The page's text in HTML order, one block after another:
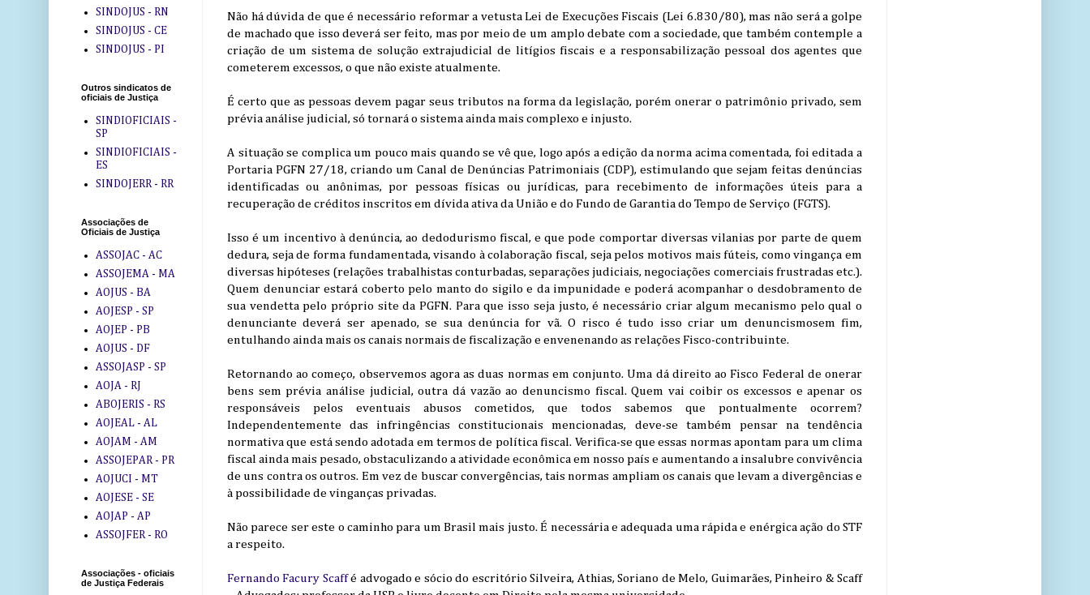
Não há dúvida de que é necessário reformar a vetusta Lei de Execuções Fiscais (Lei 6.830/80), mas não será a golpe
de machado que isso deverá ser feito, mas por meio de um amplo debate com a sociedade, que também contemple a
criação de um sistema de solução extrajudicial de litígios fiscais e a responsabilização pessoal dos agentes que
cometerem excessos, o que não existe atualmente.
É certo que as pessoas devem pagar seus tributos na forma da legislação, porém onerar o patrimônio privado, sem
prévia análise judicial, só tornará o sistema ainda mais complexo e injusto.
A situação se complica um pouco mais quando se vê que, logo após a edição da norma acima comentada, foi editada a
Portaria PGFN 27/18, criando um Canal de Denúncias Patrimoniais (CDP), estimulando que sejam feitas denúncias
identificadas ou anônimas, por pessoas físicas ou jurídicas, para recebimento de informações úteis para a
recuperação de créditos inscritos em dívida ativa da União e do Fundo de Garantia do Tempo de Serviço (FGTS).
Isso é um incentivo à denúncia, ao dedodurismo fiscal, e que pode comportar diversas vilanias por parte de quem
dedura, seja de forma fundamentada, visando à colaboração fiscal, seja pelos motivos mais fúteis, como vingança em
diversas hipóteses (relações trabalhistas conturbadas, separações judiciais, negociações comerciais frustradas etc.).
Quem denunciar estará coberto pelo manto do sigilo e da impunidade e poderá acompanhar o desdobramento de
sua vendetta pelo próprio site da PGFN. Para que isso seja justo, é necessário criar algum mecanismo pelo qual o
denunciante deverá ser apenado, se sua denúncia for vã. O risco é tudo isso criar um denuncismosem fim,
entulhando ainda mais os canais normais de fiscalização e envenenando as relações Fisco-contribuinte.
Retornando ao começo, observemos agora as duas normas em conjunto. Uma dá direito ao Fisco Federal de onerar
bens sem prévia análise judicial, outra dá vazão ao denuncismo fiscal. Quem vai coibir os excessos e apenar os
responsáveis pelos eventuais abusos cometidos, que todos sabemos que pontualmente ocorrem?
Independentemente das infringências constitucionais mencionadas, deve-se também pensar na tendência
normativa que está sendo adotada em termos de política fiscal. Verifica-se que essas normas apontam para um clima
fiscal ainda mais pesado, obstaculizando a atividade econômica em nosso país e aumentando a insalubre convivência
de uns contra os outros. Em vez de buscar convergências, tais normas ampliam os canais que levam a divergências e
à possibilidade de vinganças privadas.
Não parece ser este o caminho para um Brasil mais justo. É necessária e adequada uma rápida e enérgica ação do STF
a respeito.
Fernando Facury Scaffé advogado e sócio do escritório Silveira, Athias, Soriano de Melo, Guimarães, Pinheiro & Scaff
SINDOJUS - RN
SINDOJUS - CE
SINDOJUS - PI
Outros sindicatos de
oficiais de Justiça
SINDIOFICIAIS -
SP
SINDIOFICIAIS -
ES
SINDOJERR - RR
Associações de
Oficiais de Justiça
ASSOJAC - AC
ASSOJEMA - MA
AOJUS - BA
AOJESP - SP
AOJEP - PB
AOJUS - DF
ASSOJASP - SP
AOJA - RJ
ABOJERIS - RS
AOJEAL - AL
AOJAM - AM
ASSOJEPAR - PR
AOJUCI - MT
AOJESE - SE
AOJAP - AP
ASSOJFER - RO
Associações - oficiais
de Justiça Federais